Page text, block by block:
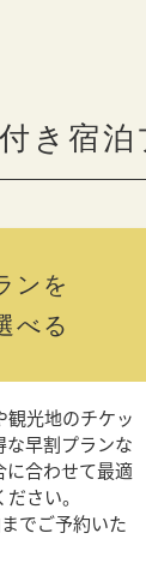
き宿
ンを
べる
観光地のチケッ
な早割プランな
に合わせて最適
さい。
でご予約いた